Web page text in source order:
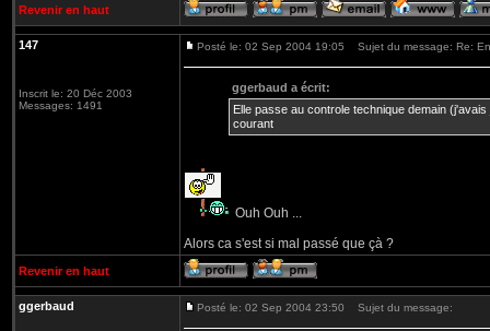
Revenir en haut
147
Inscrit le: 20 Déc 2003
Messages: 1491
Posté le: 02 Sep 2004 19:05 Sujet du message: Re:
ggerbaud a écrit:
Elle passe au controle technique demain
courant
Ouh Ouh ...
Alors ca s'est si mal passé que çà ?
Revenir en haut
ggerbaud Posté le: 02 Sep 2004 23:50 Sujet du message: